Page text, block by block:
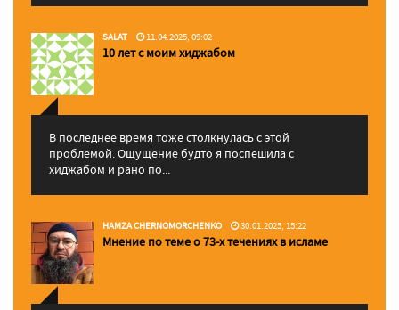
SALAT 11.04.2025, 09:02
10 лет с моим хиджабом
В последнее время тоже столкнулась с этой
проблемой. Ощущение будто я поспешила с
хиджабом и рано по...
HAMZA CHERNOMORCHENKO 30.01.2025, 15:22
Мнение по теме о 73-х течениях в исламе